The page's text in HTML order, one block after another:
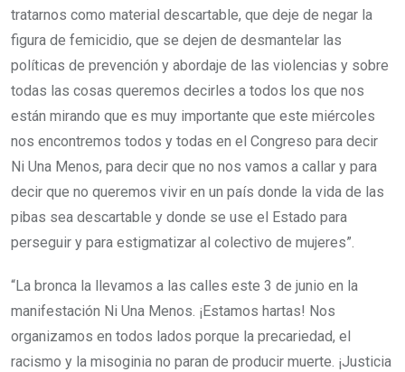
tratarnos como material descartable, que deje de negar la
figura de femicidio, que se dejen de desmantelar las
políticas de prevención y abordaje de las violencias y sobre
todas las cosas queremos decirles a todos los que nos
están mirando que es muy importante que este miércoles
nos encontremos todos y todas en el Congreso para decir
Ni Una Menos, para decir que no nos vamos a callar y para
decir que no queremos vivir en un país donde la vida de las
pibas sea descartable y donde se use el Estado para
perseguir y para estigmatizar al colectivo de mujeres”.
“La bronca la llevamos a las calles este 3 de junio en la
manifestación Ni Una Menos. ¡Estamos hartas! Nos
organizamos en todos lados porque la precariedad, el
racismo y la misoginia no paran de producir muerte. ¡Justicia